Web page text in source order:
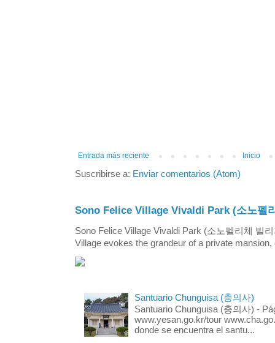
Entrada más reciente Inicio
Suscribirse a: Enviar comentarios (Atom)
Sono Felice Village Vivaldi Park (소노펠
Sono Felice Village Vivaldi Park (소노펠리체 빌
Village evokes the grandeur of a private
Santuario Chunguisa (충의사)
Santuario Chunguisa (충의사) -
www.yesan.go.kr/tour
donde se encuentra el santu...